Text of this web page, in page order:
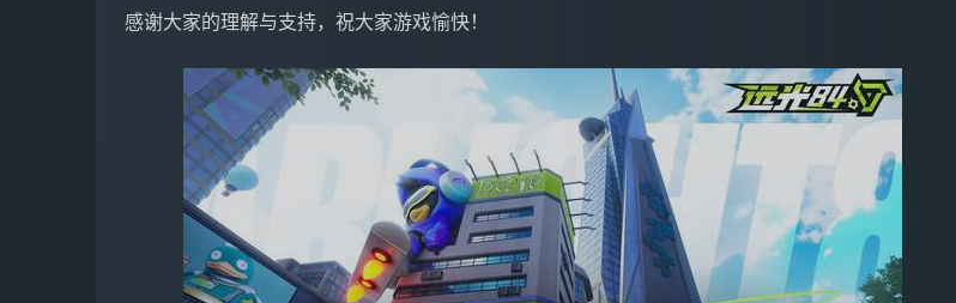
感谢大家的理解与支持，祝大家游戏愉快！